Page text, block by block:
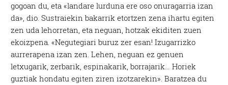
gogoan du, eta «landare lurduna ere oso onuragarria izan
da», dio. Sustraiekin bakarrik etortzen zena ihartu egiten
zen uda lehorretan, eta neguan, hotzak ekiditen zuen
ekoizpena. «Negutegiari buruz zer esan! Izugarrizko
aurrerapena izan zen. Lehen, neguan ez genuen
letxugarik, zerbarik, espinakarik, borrajarik… Horiek
guztiak hondatu egiten ziren izotzarekin». Baratzea du